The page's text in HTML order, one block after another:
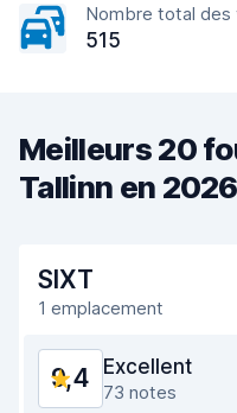
Nombre total des
515
Meilleurs 20
Tallinn en 2026
SIXT
1 emplacement
9,4 Excellent
73 notes